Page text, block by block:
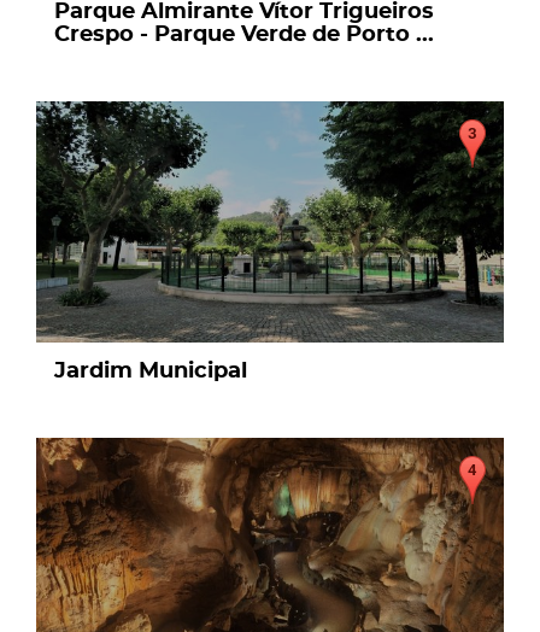
Parque Almirante Vítor Trigueiros
Crespo - Parque Verde de Porto ...
page
Jardim Municipal
page